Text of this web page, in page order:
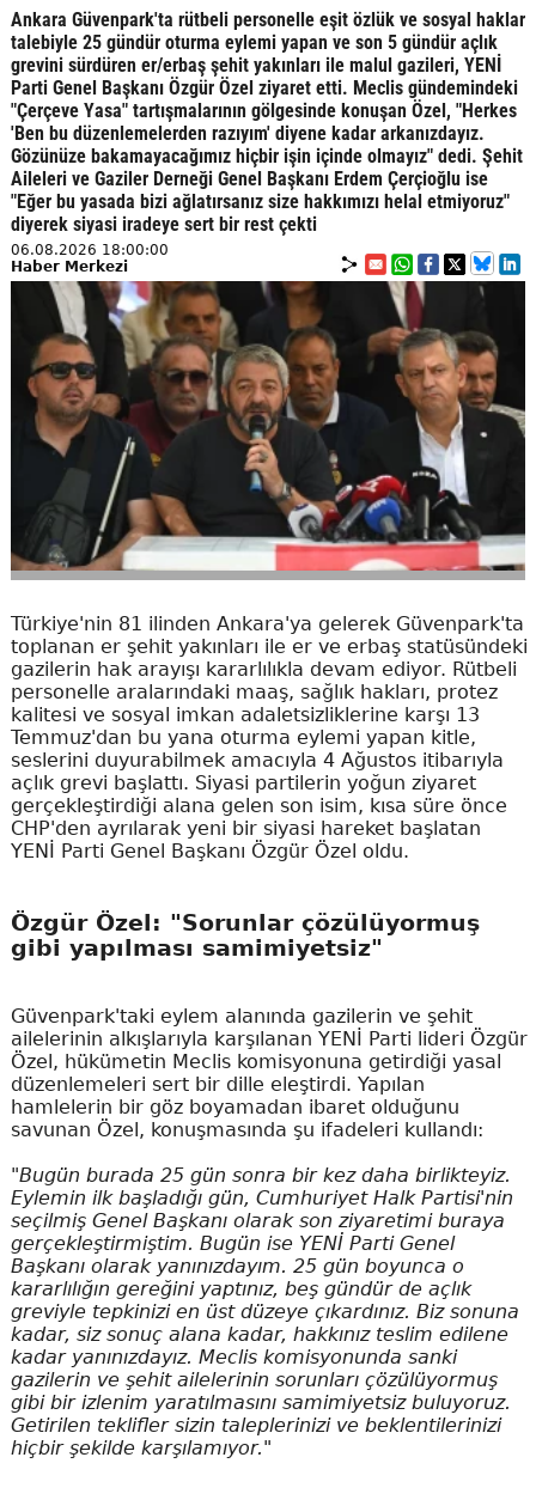
Ankara Güvenpark'ta rütbeli personelle eşit özlük ve sosyal haklar
talebiyle 25 gündür oturma eylemi yapan ve son 5 gündür açlık
grevini sürdüren er/erbaş şehit yakınları ile malul gazileri, YENİ
Parti Genel Başkanı Özgür Özel ziyaret etti. Meclis gündemindeki
"Çerçeve Yasa" tartışmalarının gölgesinde konuşan Özel, "Herkes
'Ben bu düzenlemelerden razıyım' diyene kadar arkanızdayız.
Gözünüze bakamayacağımız hiçbir işin içinde olmayız" dedi. Şehit
Aileleri ve Gaziler Derneği Genel Başkanı Erdem Çerçioğlu ise
"Eğer bu yasada bizi ağlatırsanız size hakkımızı helal etmiyoruz"
diyerek siyasi iradeye sert bir rest çekti
06.08.2026 18:00:00
Haber Merkezi
Türkiye'nin 81 ilinden Ankara'ya gelerek Güvenpark'ta
toplanan er şehit yakınları ile er ve erbaş statüsündeki
gazilerin hak arayışı kararlılıkla devam ediyor. Rütbeli
personelle aralarındaki maaş, sağlık hakları, protez
kalitesi ve sosyal imkan adaletsizliklerine karşı 13
Temmuz'dan bu yana oturma eylemi yapan kitle,
seslerini duyurabilmek amacıyla 4 Ağustos itibarıyla
açlık grevi başlattı. Siyasi partilerin yoğun ziyaret
gerçekleştirdiği alana gelen son isim, kısa süre önce
CHP'den ayrılarak yeni bir siyasi hareket başlatan
YENİ Parti Genel Başkanı Özgür Özel oldu.
Özgür Özel: "Sorunlar çözülüyormuş
gibi yapılması samimiyetsiz"
Güvenpark'taki eylem alanında gazilerin ve şehit
ailelerinin alkışlarıyla karşılanan YENİ Parti lideri Özgür
Özel, hükümetin Meclis komisyonuna getirdiği yasal
düzenlemeleri sert bir dille eleştirdi. Yapılan
hamlelerin bir göz boyamadan ibaret olduğunu
savunan Özel, konuşmasında şu ifadeleri kullandı:
"Bugün burada 25 gün sonra bir kez daha birlikteyiz.
Eylemin ilk başladığı gün, Cumhuriyet Halk Partisi'nin
seçilmiş Genel Başkanı olarak son ziyaretimi buraya
gerçekleştirmiştim. Bugün ise YENİ Parti Genel
Başkanı olarak yanınızdayım. 25 gün boyunca o
kararlılığın gereğini yaptınız, beş gündür de açlık
greviyle tepkinizi en üst düzeye çıkardınız. Biz sonuna
kadar, siz sonuç alana kadar, hakkınız teslim edilene
kadar yanınızdayız. Meclis komisyonunda sanki
gazilerin ve şehit ailelerinin sorunları çözülüyormuş
gibi bir izlenim yaratılmasını samimiyetsiz buluyoruz.
Getirilen teklifler sizin taleplerinizi ve beklentilerinizi
hiçbir şekilde karşılamıyor."